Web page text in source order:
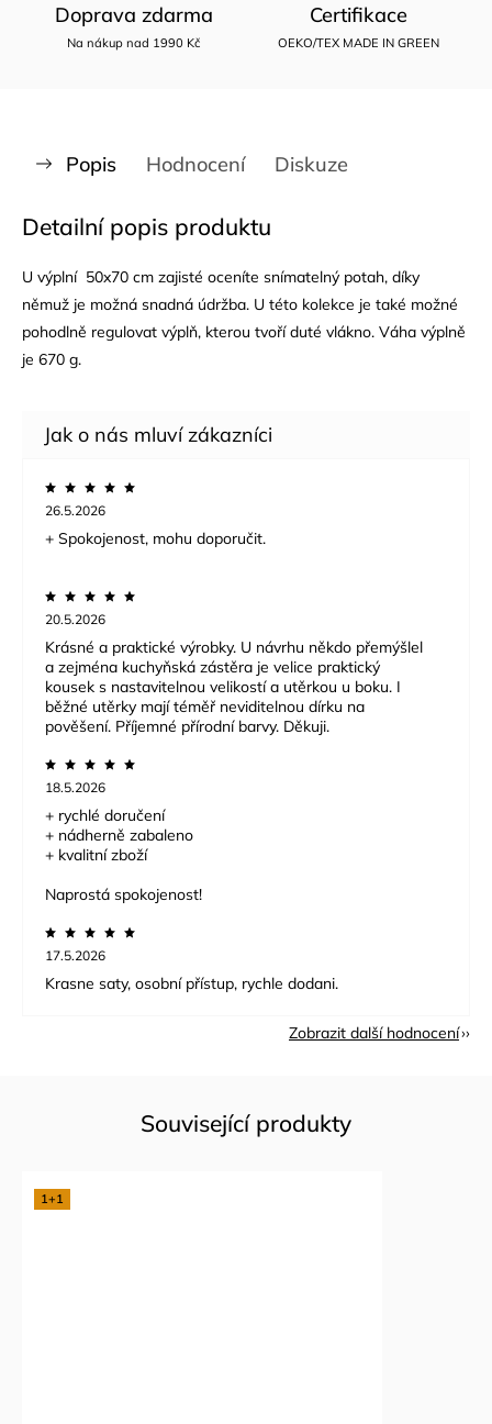
Doprava zdarma
Na nákup nad 1990 Kč
Certifikace
OEKO/TEX MADE IN GREEN
Popis Hodnocení Diskuze
Detailní popis produktu
U výplní 50x70 cm zajisté oceníte snímatelný potah, díky
němuž je možná snadná údržba. U této kolekce je také možné
pohodlně regulovat výplň, kterou tvoří duté vlákno. Váha výplně
je 670 g.
26.5.2026
+ Spokojenost, mohu doporučit.
20.5.2026
Krásné a praktické výrobky. U návrhu někdo přemýšlel
a zejména kuchyňská zástěra je velice praktický
kousek s nastavitelnou velikostí a utěrkou u boku. I
běžné utěrky mají téměř neviditelnou dírku na
pověšení. Příjemné přírodní barvy. Děkuji.
18.5.2026
+ rychlé doručení
+ nádherně zabaleno
+ kvalitní zboží
Naprostá spokojenost!
17.5.2026
Krasne saty, osobní přístup, rychle dodani.
Zobrazit další hodnocení
Související produkty
1+1